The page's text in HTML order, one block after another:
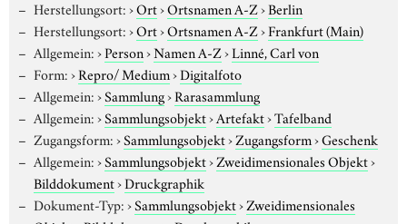
Herstellungsort:›Ort›Ortsnamen A-Z›Berlin
Herstellungsort:›Ort›Ortsnamen A-Z›Frankfurt (Main)
Allgemein:›Person›Namen A-Z›Linné, Carl von
Form:›Repro/ Medium›Digitalfoto
Allgemein:›Sammlung›Rarasammlung
Allgemein:›Sammlungsobjekt›Artefakt›Tafelband
Zugangsform:›Sammlungsobjekt›Zugangsform›Geschenk
Allgemein:›Sammlungsobjekt›Zweidimensionales Objekt›
Bilddokument›Druckgraphik
Dokument-Typ:›Sammlungsobjekt›Zweidimensionales